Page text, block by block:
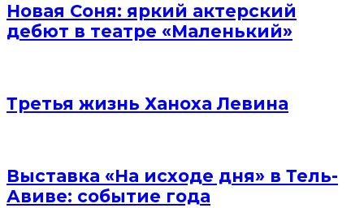
Новая Соня: яркий актерский
дебют в театре «Маленький»
Третья жизнь Ханоха Левина
Выставка «На исходе дня» в Тель-
Авиве: событие года